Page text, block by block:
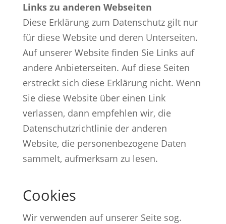
Links zu anderen Webseiten
Diese Erklärung zum Datenschutz gilt nur
für diese Website und deren Unterseiten.
Auf unserer Website finden Sie Links auf
andere Anbieterseiten. Auf diese Seiten
erstreckt sich diese Erklärung nicht. Wenn
Sie diese Website über einen Link
verlassen, dann empfehlen wir, die
Datenschutzrichtlinie der anderen
Website, die personenbezogene Daten
sammelt, aufmerksam zu lesen.
Cookies
Wir verwenden auf unserer Seite sog.